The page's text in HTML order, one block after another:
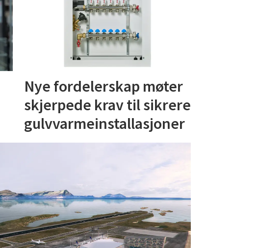
Nye fordelerskap møter
skjerpede krav til sikrere
gulvvarmeinstallasjoner